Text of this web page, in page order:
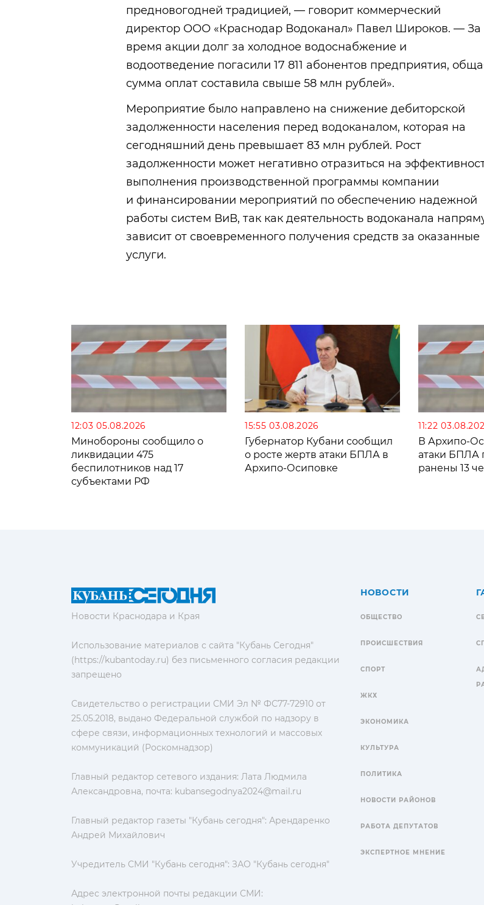
предновогодней традицией, — говорит коммерческий
директор ООО «Краснодар Водоканал» Павел Широков. — За
время акции долг за холодное водоснабжение и
водоотведение погасили 17 811 абонентов предприятия,
сумма оплат составила свыше 58 млн рублей».
Мероприятие было направлено на снижение дебиторской
задолженности населения перед водоканалом, которая на
сегодняшний день превышает 83 млн рублей. Рост
задолженности может негативно отразиться на
выполнения производственной программы компании
и финансировании мероприятий по обеспечению надежной
работы систем ВиВ, так как деятельность водоканала
зависит от своевременного получения средств за оказанные
услуги.
12:03 05.08.2026
Минобороны сообщило о
ликвидации 475
беспилотников над 17
субъектами РФ
15:55 03.08.2026
Губернатор Кубани сообщил
о росте жертв атаки БПЛА в
Архипо-Осиповке
11:22
В Архипо-
атаки БПЛА
ранены 13
Новости Краснодара и Края
Использование материалов с сайта "Кубань Сегодня"
(https://kubantoday.ru) без письменного согласия редакции
запрещено
Свидетельство о регистрации СМИ Эл № ФС77-72910 от
25.05.2018, выдано Федеральной службой по надзору в
сфере связи, информационных технологий и массовых
коммуникаций (Роскомнадзор)
Главный редактор сетевого издания: Лата Людмила
Александровна, почта: kubansegodnya2024@mail.ru
Главный редактор газеты "Кубань сегодня": Арендаренко
Андрей Михайлович
Учредитель СМИ "Кубань сегодня": ЗАО "Кубань сегодня"
Адрес электронной почты редакции СМИ:
НОВОСТИ
ОБЩЕСТВО
ПРОИСШЕСТВИЯ
СПОРТ
ЖКХ
ЭКОНОМИКА
КУЛЬТУРА
ПОЛИТИКА
НОВОСТИ РАЙОНОВ
РАБОТА ДЕПУТАТОВ
ЭКСПЕРТНОЕ МНЕНИЕ